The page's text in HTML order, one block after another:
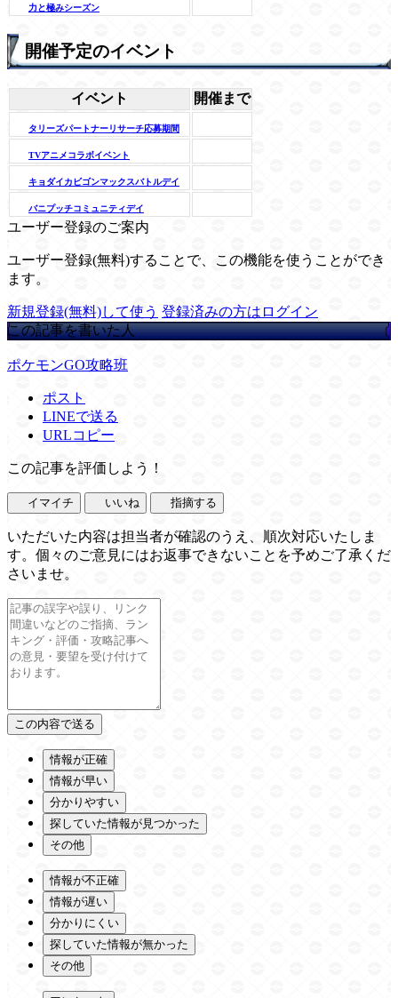
力と極みシーズン
開催予定のイベント
イベント 開催まで
タリーズパートナーリサーチ応募期間
TVアニメコラボイベント
キョダイカビゴンマックスバトルデイ
バニプッチコミュニティデイ
ユーザー登録のご案内
ユーザー登録(無料)することで、この機能を使うことができ
ます。
新規登録(無料)して使う 登録済みの方はログイン
この記事を書いた人
ポケモンGO攻略班
ポスト
LINEで送る
URLコピー
この記事を評価しよう！
イマイチ いいね 指摘する
いただいた内容は担当者が確認のうえ、順次対応いたしま
す。個々のご意見にはお返事できないことを予めご了承くだ
さいませ。
情報が正確
情報が早い
分かりやすい
探していた情報が見つかった
その他
情報が不正確
情報が遅い
分かりにくい
探していた情報が無かった
その他